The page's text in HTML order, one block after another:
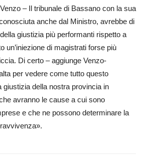
– Il tribunale di Bas­sano con la sua
anche dal Ministro, avrebbe di
giustizia più performanti rispetto a
un’i­nie­zione di magistrati forse più
Di certo – aggiunge Venzo-
per vedere come tutto questo
giustizia della nostra provincia in
avranno le cause a cui sono
e che ne possono determinare la